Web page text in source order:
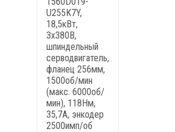
U255K7Y,
18,5кВт,
3х380В,
шпиндельный
серводвигатель,
фланец 256мм,
1500об/мин
(макс. 6000об/
мин), 118Нм,
35,7A, энкодер
2500имп/об